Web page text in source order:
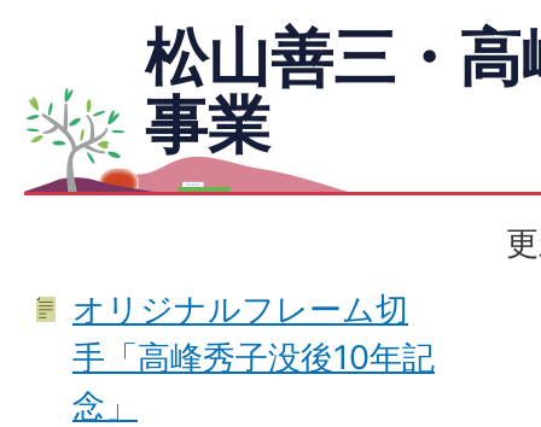
松山善三・
事業
オリジナルフレーム切
手「高峰秀子没後10年記
念」